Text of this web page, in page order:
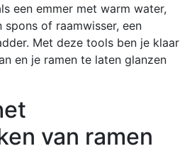
een emmer met warm water,
spons of raamwisser, een
Met deze tools ben je klaar
en je ramen te laten glanzen
van ramen